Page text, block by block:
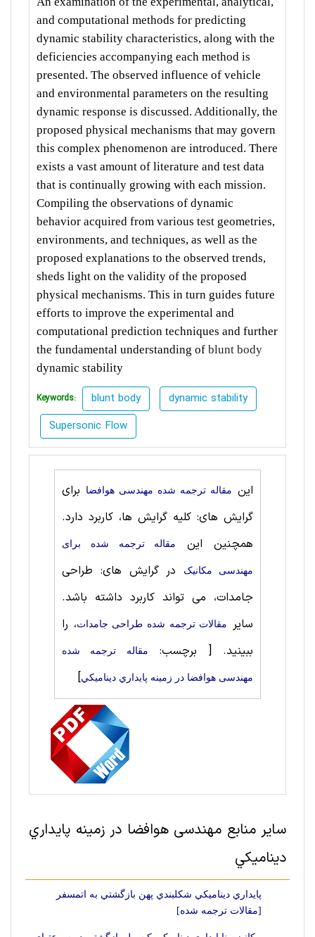
and computational methods for predicting
dynamic stability characteristics, along with the
deficiencies accompanying each method is
presented. The observed influence of vehicle
and environmental parameters on the resulting
dynamic response is discussed. Additionally, the
proposed physical mechanisms that may govern
this complex phenomenon are introduced. There
exists a vast amount of literature and test data
that is continually growing with each mission.
Compiling the observations of dynamic
behavior acquired from various test geometries,
environments, and techniques, as well as the
proposed explanations to the observed trends,
sheds light on the validity of the proposed
physical mechanisms. This in turn guides future
efforts to improve the experimental and
computational prediction techniques and further
the fundamental understanding of blunt body
dynamic stability
Keywords: blunt body
dynamic stability
Supersonic Flow
این مقاله ترجمه شده مهندسی هوافضا
برای
گرایش های: کلیه گرایش ها، کاربرد دارد.
همچنین این
مقاله ترجمه شده برای
مهندسی مکانیک
در گرایش های: طراحی‌
جامدات، می تواند کاربرد داشته باشد.
سایر
مقالات ترجمه شده طراحی‌ جامدات، را
ببینید.[ برچسب: مقاله ترجمه شده
مهندسی هوافضا در زمینه پايداري ديناميكي]
سایر منابع مهندسی هوافضا در زمینه پايداري
ديناميكي
پايداري ديناميكي شكلبندي پهن بازگشتي به اتمسفر
[مقالات ترجمه شده]